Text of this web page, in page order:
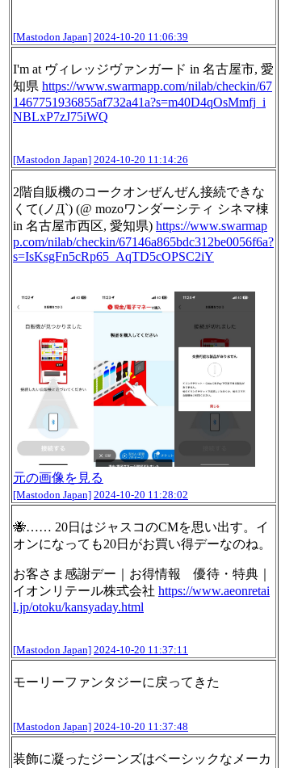
[Mastodon Japan] 2024-10-20 11:06:39
I'm at ヴィレッジヴァンガード in 名古屋市, 愛
知県 https://www.swarmapp.com/nilab/checkin/67
1467751936855af732a41a?s=m40D4qOsMmfj_i
NBLxP7zJ75iWQ
[Mastodon Japan] 2024-10-20 11:14:26
2階自販機のコークオンぜんぜん接続できな
くて(ノД`) (@ mozoワンダーシティ シネマ棟
in 名古屋市西区, 愛知県) https://www.swarmap
p.com/nilab/checkin/67146a865bdc312be0056f6a?
s=IsKsgFn5cRp65_AqTD5cOPSC2iY
元の画像を見る
[Mastodon Japan] 2024-10-20 11:28:02
🐝…… 20日はジャスコのCMを思い出す。イ
オンになっても20日がお買い得デーなのね。
お客さま感謝デー｜お得情報 優待・特典｜
イオンリテール株式会社 https://www.aeonretai
l.jp/otoku/kansyaday.html
[Mastodon Japan] 2024-10-20 11:37:11
モーリーファンタジーに戻ってきた
[Mastodon Japan] 2024-10-20 11:37:48
装飾に凝ったジーンズはベーシックなメーカ